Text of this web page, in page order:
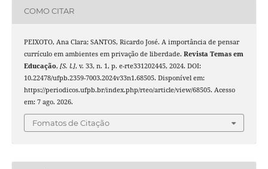
COMO CITAR
PEIXOTO, Ana Clara; SANTOS, Ricardo José. A importância de pensar
currículo em ambientes em privação de liberdade. Revista Temas em
Educação, [S. l.], v. 33, n. 1, p. e-rte331202445, 2024. DOI:
10.22478/ufpb.2359-7003.2024v33n1.68505. Disponível em:
https://periodicos.ufpb.br/index.php/rteo/article/view/68505. Acesso
em: 7 ago. 2026.
Fomatos de Citação